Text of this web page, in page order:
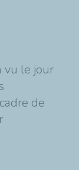
vu le jour
de